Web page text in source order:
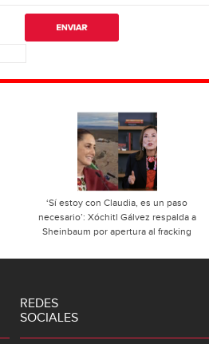
‘Sí estoy con Claudia, es un paso
necesario’: Xóchitl Gálvez respalda a
Sheinbaum por apertura al fracking
REDES
SOCIALES